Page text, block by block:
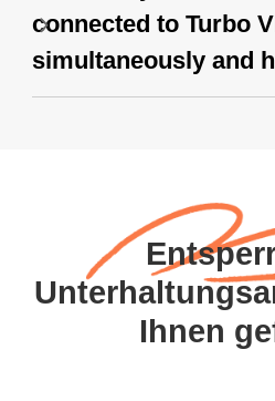
connected to Turbo
simultaneously and
Ihnen